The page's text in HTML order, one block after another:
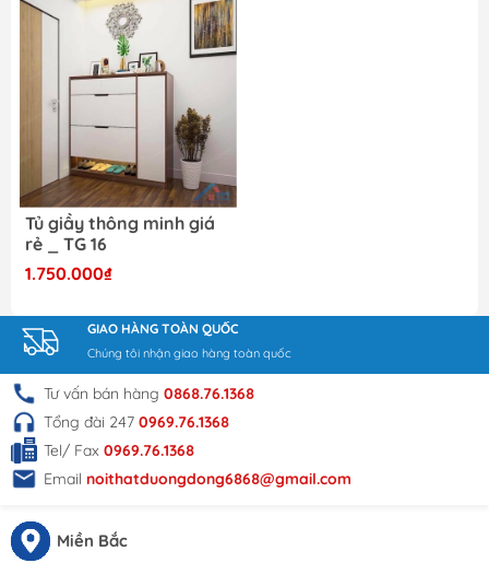
Tủ giầy thông minh giá
rẻ _ TG 16
1.750.000₫
GIAO HÀNG TOÀN QUỐC
Chúng tôi nhận giao hàng toàn quốc
Tư vấn bán hàng 0868.76.1368
Tổng đài 247 0969.76.1368
Tel/ Fax 0969.76.1368
Email noithatduongdong6868@gmail.com
Miền Bắc